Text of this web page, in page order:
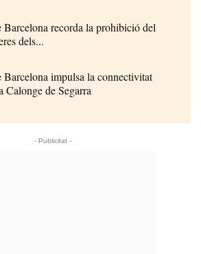
recorda la prohibició del
dels...
impulsa la connectivitat
Calonge de Segarra
- Publicitat -